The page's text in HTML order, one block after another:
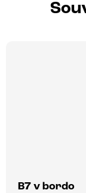
B7 v bordo